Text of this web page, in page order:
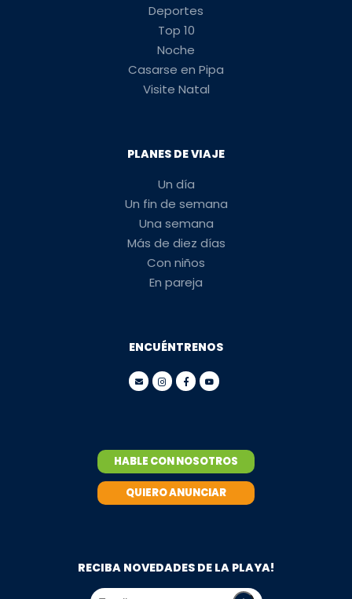
Deportes
Top 10
Noche
Casarse en Pipa
Visite Natal
PLANES DE VIAJE
Un día
Un fin de semana
Una semana
Más de diez días
Con niños
En pareja
ENCUÉNTRENOS
HABLE CON NOSOTROS
QUIERO ANUNCIAR
RECIBA NOVEDADES DE LA PLAYA!